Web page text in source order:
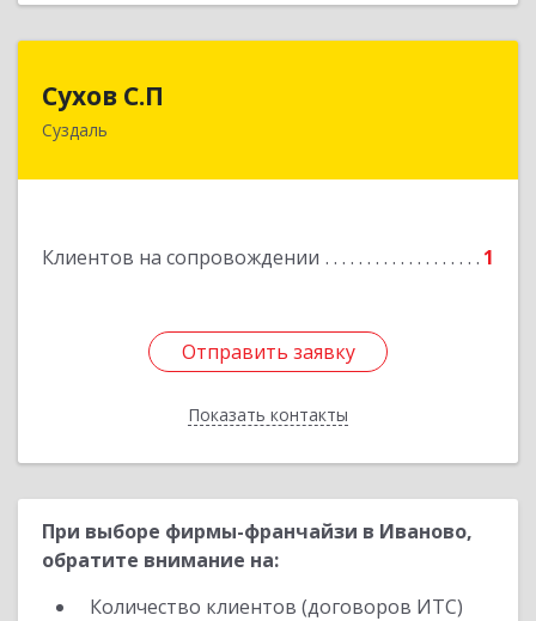
Сухов С.П
Суздаль
Клиентов на сопровождении 1
Отправить заявку
Показать контакты
Отправить заявку
Назад
При выборе фирмы-франчайзи в Иваново,
обратите внимание на:
Количество клиентов (договоров ИТС)